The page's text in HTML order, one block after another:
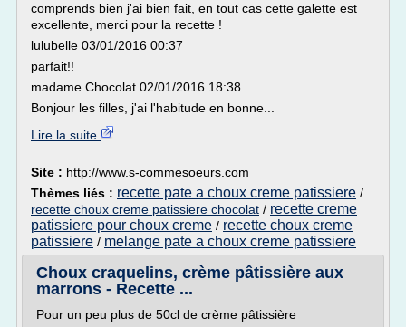
comprends bien j'ai bien fait, en tout cas cette galette est
excellente, merci pour la recette !
lulubelle 03/01/2016 00:37
parfait!!
madame Chocolat 02/01/2016 18:38
Bonjour les filles, j'ai l'habitude en bonne...
Lire la suite
Site : http://www.s-commesoeurs.com
Thèmes liés : recette pate a choux creme patissiere /
recette choux creme patissiere chocolat / recette creme
patissiere pour choux creme / recette choux creme
patissiere / melange pate a choux creme patissiere
Choux craquelins, crème pâtissière aux
marrons - Recette ...
Pour un peu plus de 50cl de crème pâtissière